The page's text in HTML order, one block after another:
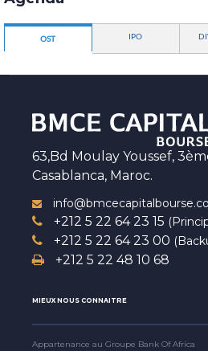
OST IPO
63,Bd Moulay Youssef,
Casablanca, Maroc.
+212 5 22 64 23 15
+212 5 22 64 23 00
+212 5 22 48 10 68
MIEUX NOUS CONNAITRE
Appartenance au Groupe Bank Of Africa